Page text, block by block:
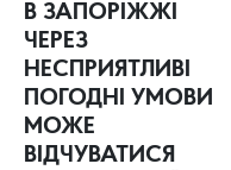
В ЗАПОРІЖЖІ
ЧЕРЕЗ
НЕСПРИЯТЛИВІ
ПОГОДНІ УМОВИ
МОЖЕ
ВІДЧУВАТИСЯ